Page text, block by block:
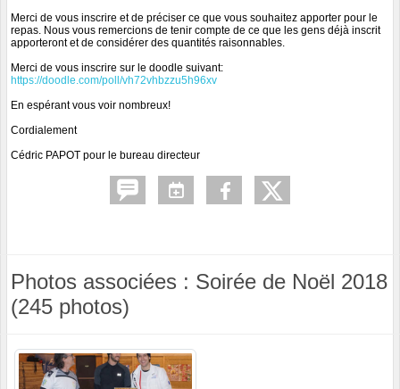
Merci de vous inscrire et de préciser ce que vous souhaitez apporter pour le
repas. Nous vous remercions de tenir compte de ce que les gens déjà inscrit
apporteront et de considérer des quantités raisonnables.
Merci de vous inscrire sur le doodle suivant:
https://doodle.com/poll/vh72vhbzzu5h96xv
En espérant vous voir nombreux!
Cordialement
Cédric PAPOT pour le bureau directeur
Photos associées : Soirée de Noël 2018
(245 photos)